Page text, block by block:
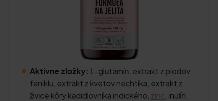
Aktívne zložky: L-glutamín, extrakt z plodov
feniklu, extrakt z kvetov nechtíka, extrakt z
živice kôry kadidlovníka indického, zinc , inulín,